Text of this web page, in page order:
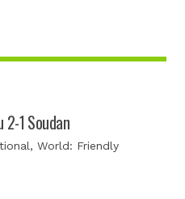
2-1 Soudan
, World: Friendly